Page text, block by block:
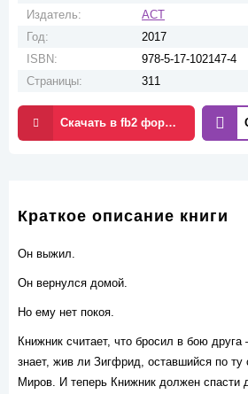
Издатель:
АСТ
Год:
2017
ISBN:
978-5-17-102147-4
Страницы:
311
Скачать в fb2 формате
Краткое описание книги
Он выжил.
Он вернулся домой.
Но ему нет покоя.
Книжник считает, что бросил в бою
знает, жив ли Зигфрид, оставшийся по ту
Миров. И теперь Книжник должен спасти